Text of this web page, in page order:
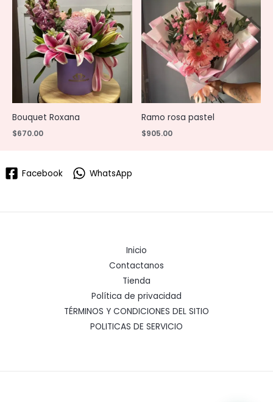
Bouquet Roxana
$670.00
Ramo rosa pastel
$905.00
Facebook WhatsApp
Inicio
Contactanos
Tienda
Política de privacidad
TÉRMINOS Y CONDICIONES DEL SITIO
POLITICAS DE SERVICIO